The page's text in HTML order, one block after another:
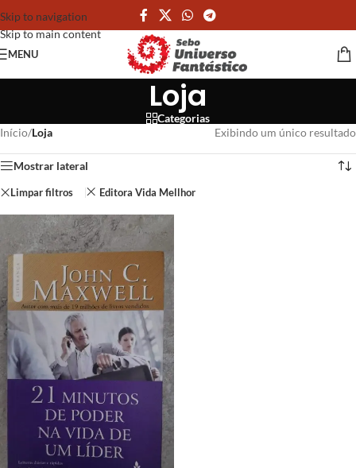
Skip to navigation
Skip to main content
MENU
Loja
Categorias
Início/Loja Exibindo um único resultado
Mostrar lateral
Limpar filtros Editora Vida Mellhor